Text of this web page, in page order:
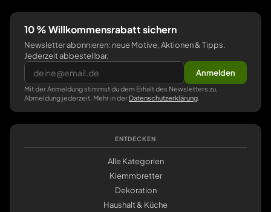
10 % Willkommensrabatt sichern
Newsletter abonnieren: neue Motive, Aktionen & Tipps.
Jederzeit abbestellbar.
Anmelden
Mit der Anmeldung stimmst du dem Erhalt des Newsletters zu,
Abmeldung jederzeit. Mehr in der Datenschutzerklärung
ENTDECKEN
Alle Kategorien
Klemmbretter
Dekoration
Haushalt & Küche